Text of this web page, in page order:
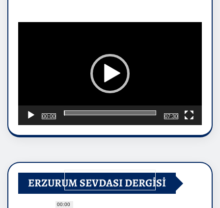
00:00
00:00
07:30
ERZURUM SEVDASI DERGİSİ